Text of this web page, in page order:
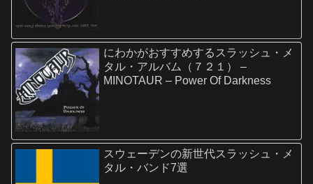
にわかがおすすめするスラッシュ・メ
タル・アルバム（７２１） –
MINOTAUR – Power Of Darkness
スウェーデンの新世代スラッシュ・メ
タル・バンド7選